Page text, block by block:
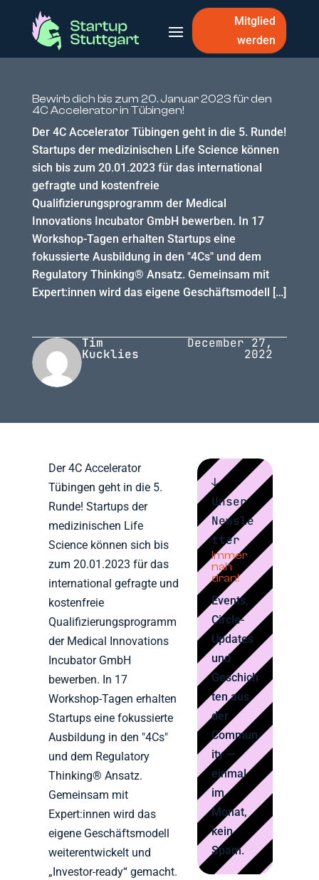
Mitglied
werden
Bewirb dich bis zum 20. Januar 2023 für den
4C Accelerator in Tübingen!
Der 4C Accelerator Tübingen geht in die 5. Runde!
Startups der medizinischen Life Science können
sich bis zum 20.01.2023 für das international
gefragte und kostenfreie
Qualifizierungsprogramm der Medical
Innovations Incubator GmbH bewerben. In 17
Workshop-Tagen erhalten Startups eine
fokussierte Ausbildung in den "4Cs" und dem
Regulatory Thinking® Ansatz. Gemeinsam mit
Expert:innen wird das eigene Geschäftsmodell […]
Tim
Kucklies
December 27,
2022
Der 4C Accelerator
Tübingen geht in die 5.
Runde! Startups der
medizinischen Life
Science können sich bis
zum 20.01.2023 für das
international gefragte und
kostenfreie
Qualifizierungsprogramm
der Medical Innovations
Incubator GmbH
bewerben. In 17
Workshop-Tagen erhalten
Startups eine fokussierte
Ausbildung in den "4Cs"
und dem Regulatory
Thinking® Ansatz.
Gemeinsam mit
Expert:innen wird das
eigene Geschäftsmodell
weiterentwickelt und
„Investor-ready“ gemacht.
↓
Unser
Newsle
tter
Immer
nah
dran!
Events,
Circle-
Updates
und
Geschich
ten aus
der
Commun
ity —
einmal
im
Monat,
kein
Spam.